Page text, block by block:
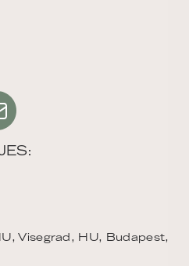
Visegrad, HU, Budapest,